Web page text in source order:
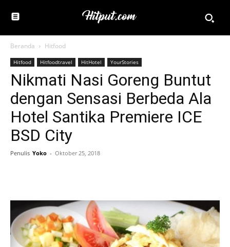
Beranda Hitfood
Hitfood Hitfoodtravel HitHotel YourStories
Nikmati Nasi Goreng Buntut
dengan Sensasi Berbeda Ala
Hotel Santika Premiere ICE
BSD City
Penulis Yoko - Oktober 25, 2018